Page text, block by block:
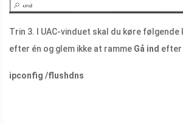
Trin 3. I UAC-vinduet skal du køre følgende
efter én og glem ikke at ramme Gå ind efter
ipconfig /flushdns